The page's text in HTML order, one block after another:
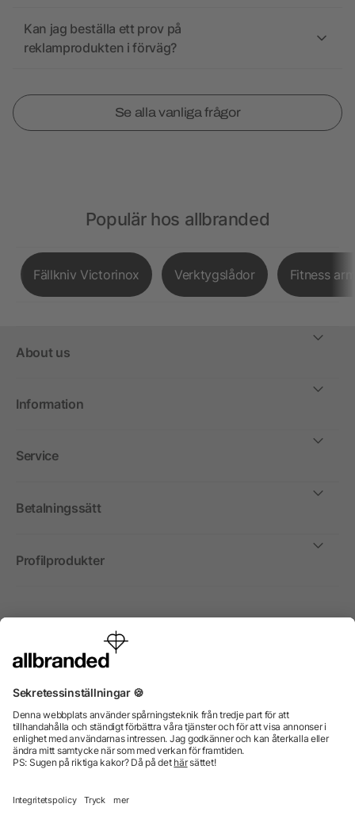
Kan jag beställa ett prov på
reklamprodukten i förväg?
Se alla vanliga frågor
Populär hos allbranded
Fällkniv Victorinox Verktygslådor Fitness
About us
Information
Service
Betalningssätt
Profilprodukter
Internationellt
enbart till företag, institutioner, föreningar och